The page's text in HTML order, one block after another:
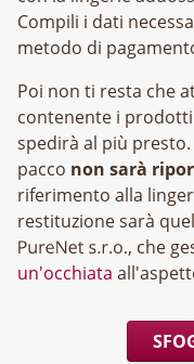
Compili i dati
metodo di
Poi non ti resta che
contenente i
spedirà al più
pacco non sarà
riferimento alla
restituzione sarà
, che
un'occhiata